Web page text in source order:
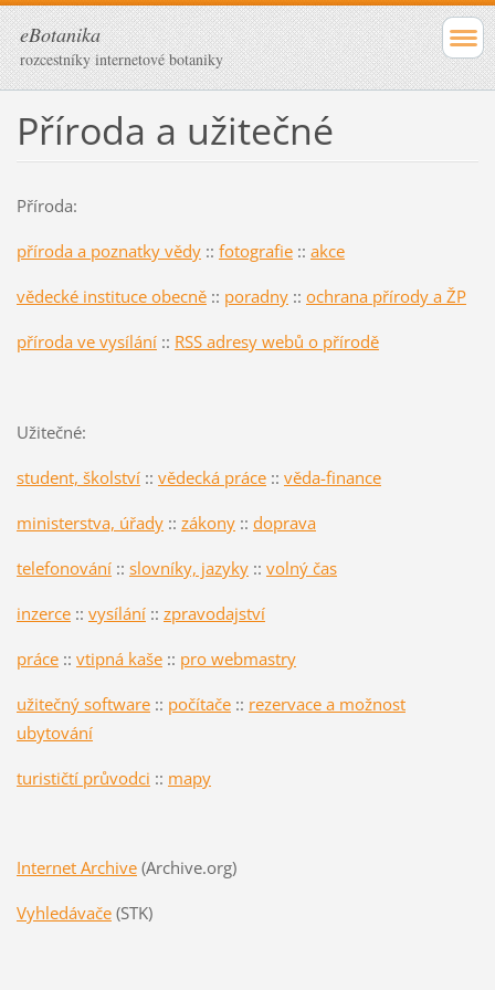
eBotanika
rozcestníky internetové botaniky
Příroda a užitečné
Příroda:
příroda a poznatky vědy:: fotografie:: akce
vědecké instituce obecně:: poradny:: ochrana přírody a ŽP
příroda ve vysílání:: RSS adresy webů o přírodě
Užitečné:
student, školství:: vědecká práce:: věda-finance
ministerstva, úřady:: zákony:: doprava
telefonování:: slovníky, jazyky:: volný čas
inzerce:: vysílání:: zpravodajství
práce:: vtipná kaše:: pro webmastry
užitečný software:: počítače:: rezervace a možnost
ubytování
turističtí průvodci :: mapy
Internet Archive(Archive.org)
Vyhledávače(STK)